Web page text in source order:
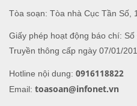
Tòa soạn: Tòa nhà Cục Tần Số,
Giấy phép hoạt động báo chí:
Truyền thông cấp ngày 07/01/
Hotline nội dung: 0916118822
Email: toasoan@infonet.vn